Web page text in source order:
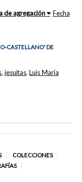
de agregación Fecha
CASTELLANO' DE
, jesuitas, Luis María
COLECCIONES